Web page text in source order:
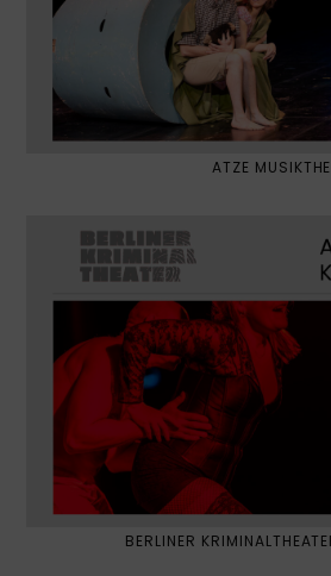
ATZE
BERLINER